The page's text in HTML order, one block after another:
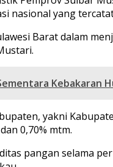
nasional yang
Barat dalam
Kebakaran
yakni
0,70% mtm.
pangan selama